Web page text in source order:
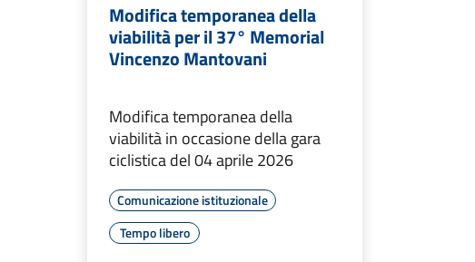
Modifica temporanea della
viabilità per il 37° Memorial
Vincenzo Mantovani
Modifica temporanea della
viabilità in occasione della gara
ciclistica del 04 aprile 2026
Comunicazione istituzionale
Tempo libero